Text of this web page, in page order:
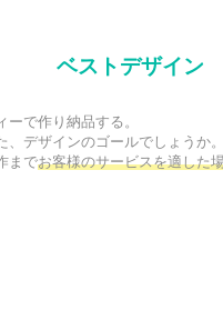
ベストデザイン
で作り納品する。
、デザインのゴールでしょうか
までお客様のサービスを適した